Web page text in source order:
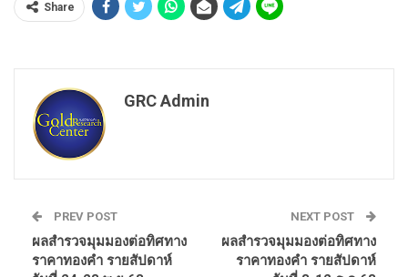
Share
GRC Admin
PREV POST
ผลสำรวจมุมมองต่อทิศทาง
ราคาทองคำ รายสัปดาห์
NEXT POST
ผลสำรวจมุมมองต่อทิศทาง
ราคาทองคำ รายสัปดาห์